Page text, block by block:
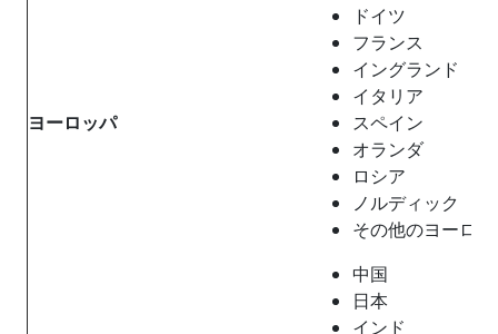
ヨーロッパ
ドイツ
フランス
イングランド
イタリア
スペイン
オランダ
ロシア
ノルディック
その他のヨーロ
中国
日本
インド